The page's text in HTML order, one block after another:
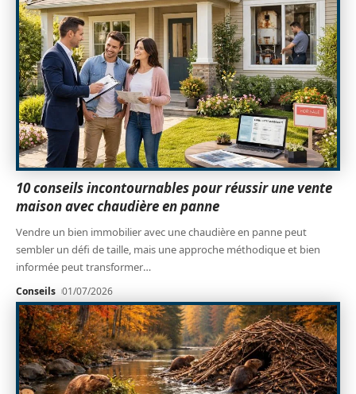
10 conseils incontournables pour réussir une vente
maison avec chaudière en panne
Vendre un bien immobilier avec une chaudière en panne peut
sembler un défi de taille, mais une approche méthodique et bien
informée peut transformer…
Conseils 01/07/2026